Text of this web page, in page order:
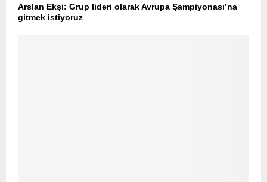
Arslan Ekşi: Grup lideri olarak Avrupa Şampiyonası’na
gitmek istiyoruz